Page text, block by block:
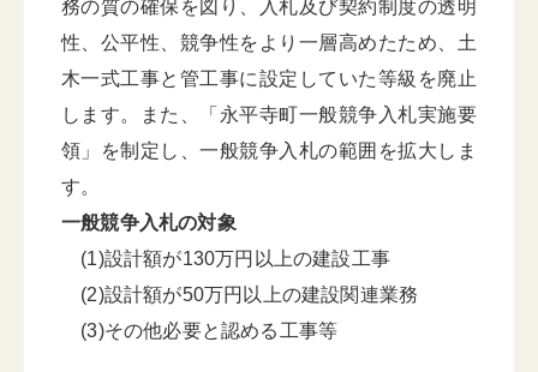
務の質の確保を図り、入札及び契約制度の透明
性、公平性、競争性をより一層高めたため、土
木一式工事と管工事に設定していた等級を廃止
します。また、「永平寺町一般競争入札実施要
領」を制定し、一般競争入札の範囲を拡大しま
す。
一般競争入札の対象
(1)設計額が130万円以上の建設工事
(2)設計額が50万円以上の建設関連業務
(3)その他必要と認める工事等